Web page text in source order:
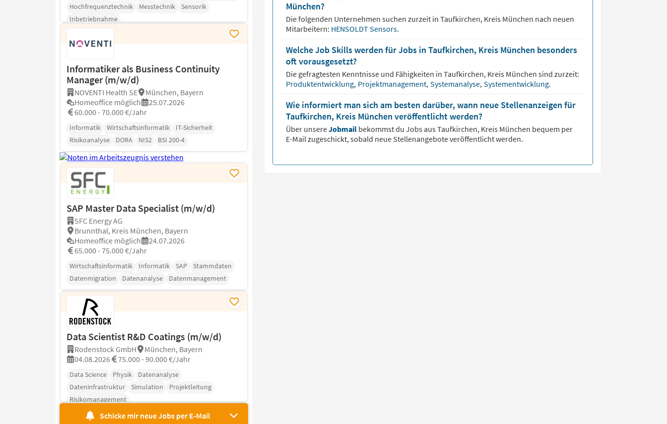
Hochfrequenztechnik
Messtechnik
Sensorik
Inbetriebnahme
Informatiker als Business Continuity
Manager (m/w/d)
NOVENTI Health SE
München, Bayern
Homeoffice möglich
25.07.2026
60.000 - 70.000 €/Jahr
Informatik Wirtschaftsinformatik
IT-Sicherheit
Risikoanalyse
DORA NIS2 BSI 200-4
SAP Master Data Specialist (m/w/d)
SFC Energy AG
Brunnthal, Kreis München, Bayern
Homeoffice möglich
24.07.2026
65.000 - 75.000 €/Jahr
Wirtschaftsinformatik Informatik SAP
Stammdaten
Datenmigration
Datenanalyse Datenmanagement
Data Scientist R&D Coatings (m/w/d)
Rodenstock GmbH
München, Bayern
04.08.2026
75.000 - 90.000 €/Jahr
Data Science Physik
Datenanalyse
Dateninfrastruktur
Simulation
Projektleitung
Risikomanagement
Schicke mir neue Jobs per E-Mail
München?
Die folgenden Unternehmen suchen zurzeit in Taufkirchen, Kreis München nach neuen
Mitarbeitern: HENSOLDT Sensors.
Welche Job Skills werden für Jobs in Taufkirchen, Kreis München besonders
oft vorausgesetzt?
Die gefragtesten Kenntnisse und Fähigkeiten in Taufkirchen, Kreis München sind zurzeit:
Produktentwicklung, Projektmanagement, Systemanalyse, Systementwicklung.
Wie informiert man sich am besten darüber, wann neue Stellenanzeigen für
Taufkirchen, Kreis München veröffentlicht werden?
Über unsereJobmail bekommst du Jobs ausTaufkirchen, Kreis München bequem per
E-Mail zugeschickt, sobald neue Stellenangebote veröffentlicht werden.